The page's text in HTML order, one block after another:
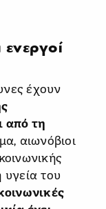
έχουν
από τη
αιωνόβιοι
του